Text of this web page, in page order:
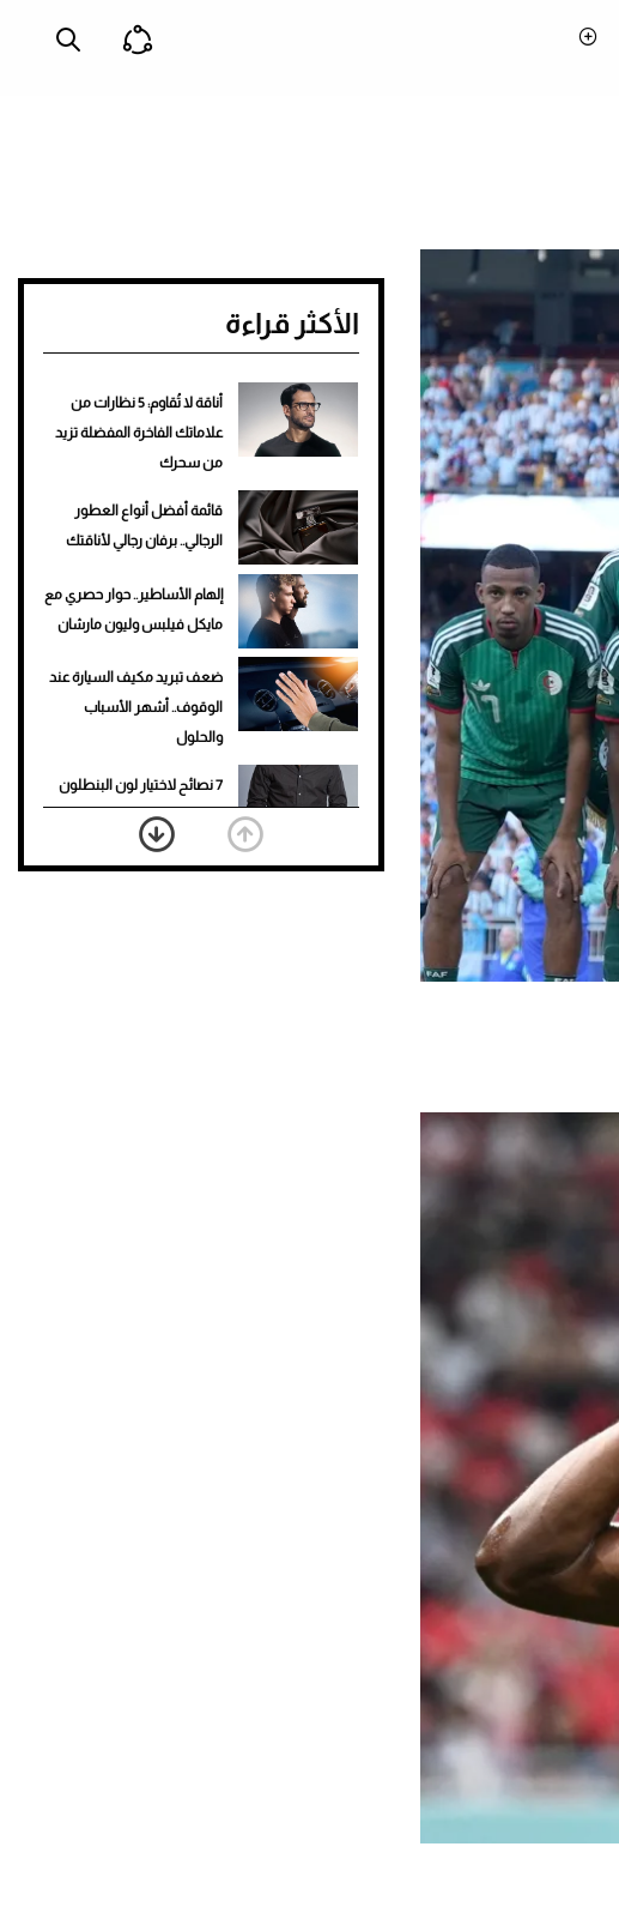
الأكثر قراءة
أناقة لا تُقاوم: 5 نظارات من
علاماتك الفاخرة المفضلة تزيد
من سحرك
قائمة أفضل أنواع العطور
الرجالي.. برفان رجالي لأناقتك
إلهام الأساطير.. حوار حصري مع
مايكل فيلبس وليون مارشان
ضعف تبريد مكيف السيارة عند
الوقوف.. أشهر الأسباب
والحلول
7 نصائح لاختيار لون البنطلون
المناسب للقميص الأسود
نرى المستقبل من خلال